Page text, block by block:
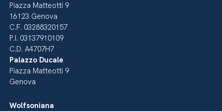
Piazza Matteotti 9
16123 Genova
C.F. 03288320157
P.I. 03137910109
C.D. A4707H7
Palazzo Ducale
Piazza Matteotti 9
Genova
Wolfsoniana